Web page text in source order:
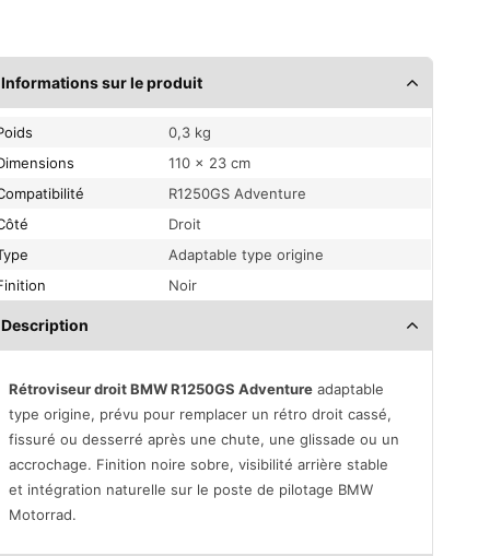
Informations sur le produit
0,3 kg
110 × 23 cm
R1250GS Adventure
Droit
Adaptable type origine
Noir
Description
Rétroviseur droit BMW R1250GS Adventure adaptable
type origine, prévu pour remplacer un rétro droit cassé,
fissuré ou desserré après une chute, une glissade ou un
accrochage. Finition noire sobre, visibilité arrière stable
et intégration naturelle sur le poste de pilotage BMW
Motorrad.